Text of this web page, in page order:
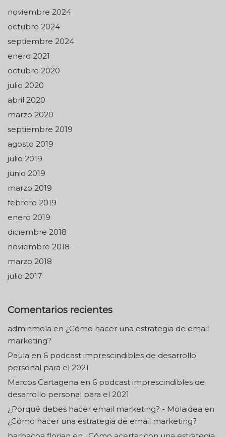
noviembre 2024
octubre 2024
septiembre 2024
enero 2021
octubre 2020
julio 2020
abril 2020
marzo 2020
septiembre 2019
agosto 2019
julio 2019
junio 2019
marzo 2019
febrero 2019
enero 2019
diciembre 2018
noviembre 2018
marzo 2018
julio 2017
Comentarios recientes
adminmola en ¿Cómo hacer una estrategia de email
marketing?
Paula en 6 podcast imprescindibles de desarrollo
personal para el 2021
Marcos Cartagena en 6 podcast imprescindibles de
desarrollo personal para el 2021
¿Porqué debes hacer email marketing? - Molaidea en
¿Cómo hacer una estrategia de email marketing?